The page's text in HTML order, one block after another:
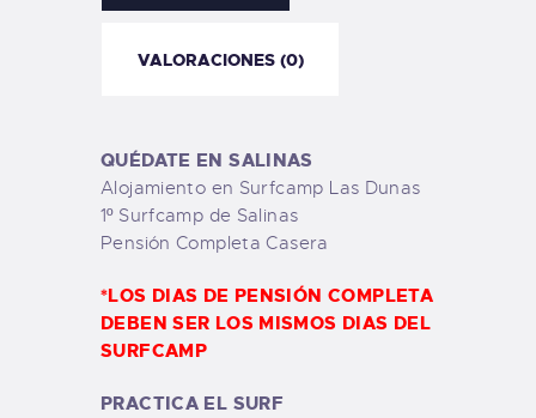
VALORACIONES (0)
QUÉDATE EN SALINAS
Alojamiento en Surfcamp Las Dunas
1º Surfcamp de Salinas
Pensión Completa Casera
*LOS DIAS DE PENSIÓN COMPLETA
DEBEN SER LOS MISMOS DIAS DEL
SURFCAMP
PRACTICA EL SURF